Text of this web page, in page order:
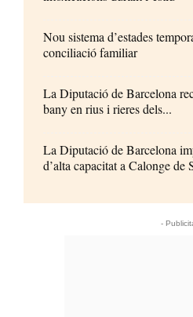
Nou sistema d’estades
conciliació familiar
La Diputació de Barcelona
bany en rius i rieres dels...
La Diputació de Barcelona
d’alta capacitat a Calonge de
-